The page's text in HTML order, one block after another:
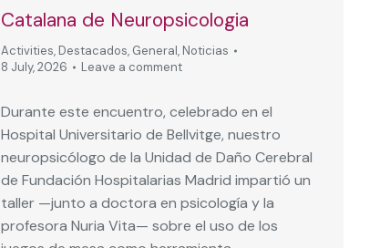
Catalana de Neuropsicologia
Activities, Destacados, General, Noticias
8 July, 2026
Leave a comment
Durante este encuentro, celebrado en el
Hospital Universitario de Bellvitge, nuestro
neuropsicólogo de la Unidad de Daño Cerebral
de Fundación Hospitalarias Madrid impartió un
taller —junto a doctora en psicología y la
profesora Nuria Vita— sobre el uso de los